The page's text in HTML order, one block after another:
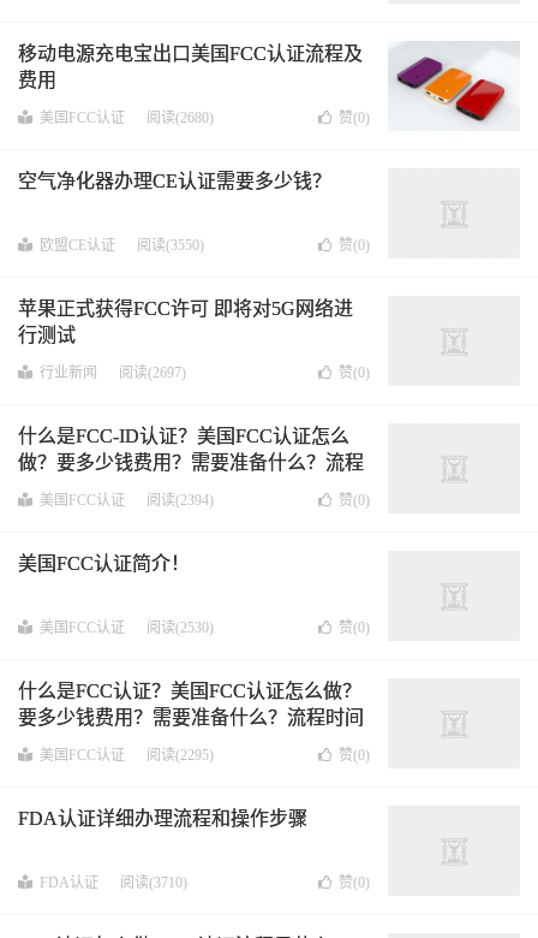
移动电源充电宝出口美国FCC认证流程及
费用
美国FCC认证 阅读(2680) 赞(0)
空气净化器办理CE认证需要多少钱？
欧盟CE认证 阅读(3550) 赞(0)
苹果正式获得FCC许可 即将对5G网络进
行测试
行业新闻 阅读(2697) 赞(0)
什么是FCC-ID认证？美国FCC认证怎么
做？要多少钱费用？需要准备什么？流程
时间呢？
美国FCC认证 阅读(2394) 赞(0)
美国FCC认证简介！
美国FCC认证 阅读(2530) 赞(0)
什么是FCC认证？美国FCC认证怎么做？
要多少钱费用？需要准备什么？流程时间
呢？
美国FCC认证 阅读(2295) 赞(0)
FDA认证详细办理流程和操作步骤
FDA认证 阅读(3710) 赞(0)